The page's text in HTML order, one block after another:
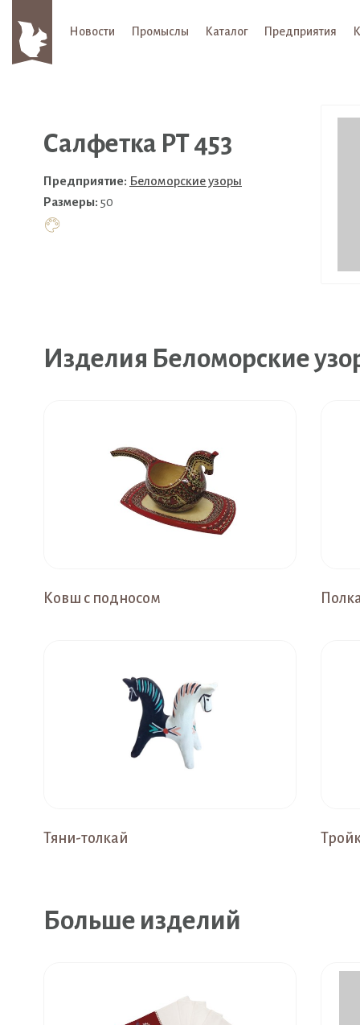
Новости Промыслы Каталог Предприятия
Салфетка РТ 453
Предприятие: Беломорские узоры
Размеры: 50
Изделия Беломорские
Ковш с подносом
Тяни-толкай
Больше изделий